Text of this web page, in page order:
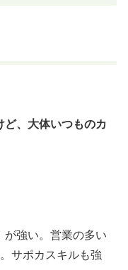
、大体いつものカ
が強い。営業の多い
サポカスキルも強